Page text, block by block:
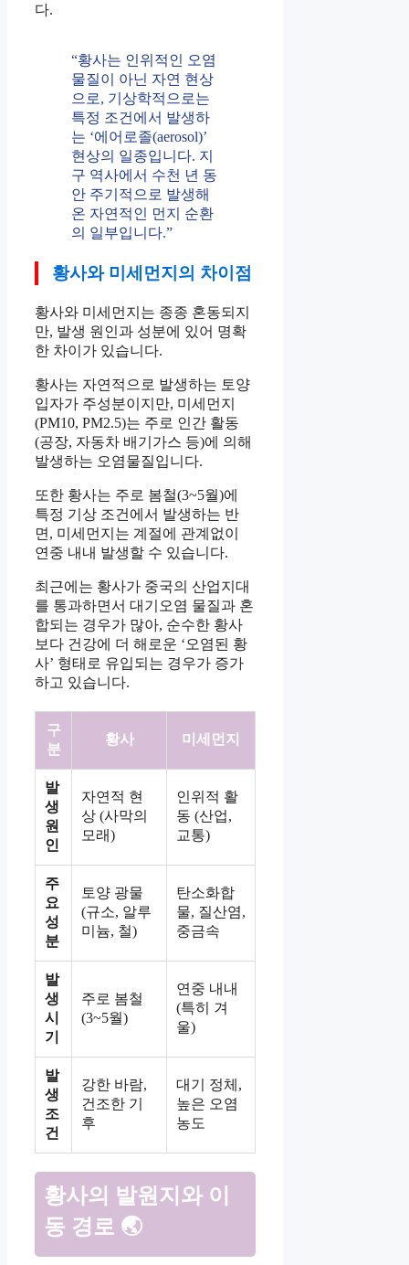
다.
“황사는 인위적인 오염
물질이 아닌 자연 현상
으로, 기상학적으로는
특정 조건에서 발생하
는 ‘에어로졸(aerosol)’
현상의 일종입니다. 지
구 역사에서 수천 년 동
안 주기적으로 발생해
온 자연적인 먼지 순환
의 일부입니다.”
황사와 미세먼지의 차이점
황사와 미세먼지는 종종 혼동되지
만, 발생 원인과 성분에 있어 명확
한 차이가 있습니다.
황사는 자연적으로 발생하는 토양
입자가 주성분이지만, 미세먼지
(PM10, PM2.5)는 주로 인간 활동
(공장, 자동차 배기가스 등)에 의해
발생하는 오염물질입니다.
또한 황사는 주로 봄철(3~5월)에
특정 기상 조건에서 발생하는 반
면, 미세먼지는 계절에 관계없이
연중 내내 발생할 수 있습니다.
최근에는 황사가 중국의 산업지대
를 통과하면서 대기오염 물질과 혼
합되는 경우가 많아, 순수한 황사
보다 건강에 더 해로운 ‘오염된 황
사’ 형태로 유입되는 경우가 증가
하고 있습니다.
구
분
황사 미세먼지
발
생
원
인
자연적 현
상 (사막의
모래)
인위적 활
동 (산업,
교통)
주
요
성
분
토양 광물
(규소, 알루
미늄, 철)
탄소화합
물, 질산염,
중금속
발
생
시
기
주로 봄철
(3~5월)
연중 내내
(특히 겨
울)
발
생
조
건
강한 바람,
건조한 기
후
대기 정체,
높은 오염
농도
황사의 발원지와 이
동 경로 🌏